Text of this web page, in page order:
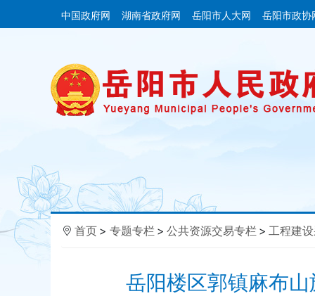
中国政府网 湖南省政府网 岳阳市人大网 岳阳市政协
首页 > 专题专栏 > 公共资源交易专栏 > 工程建
岳阳楼区郭镇麻布